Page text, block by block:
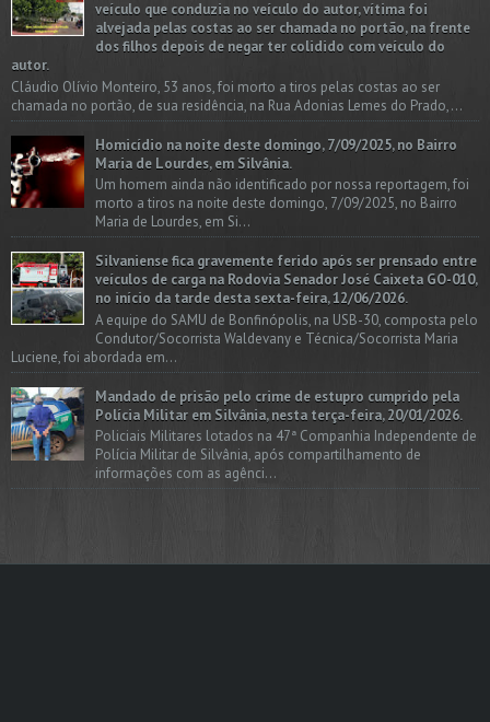
veículo que conduzia no veículo do autor, vítima foi
alvejada pelas costas ao ser chamada no portão, na frente
dos filhos depois de negar ter colidido com veículo do
autor.
Cláudio Olívio Monteiro, 53 anos, foi morto a tiros pelas costas ao ser
chamada no portão, de sua residência, na Rua Adonias Lemes do Prado,...
Homicídio na noite deste domingo, 7/09/2025, no Bairro
Maria de Lourdes, em Silvânia.
Um homem ainda não identificado por nossa reportagem, foi
morto a tiros na noite deste domingo, 7/09/2025, no Bairro
Maria de Lourdes, em Si...
Silvaniense fica gravemente ferido após ser prensado entre
veículos de carga na Rodovia Senador José Caixeta GO-010,
no início da tarde desta sexta-feira, 12/06/2026.
A equipe do SAMU de Bonfinópolis, na USB-30, composta pelo
Condutor/Socorrista Waldevany e Técnica/Socorrista Maria
Luciene, foi abordada em...
Mandado de prisão pelo crime de estupro cumprido pela
Polícia Militar em Silvânia, nesta terça-feira, 20/01/2026.
Policiais Militares lotados na 47ª Companhia Independente de
Polícia Militar de Silvânia, após compartilhamento de
informações com as agênci...